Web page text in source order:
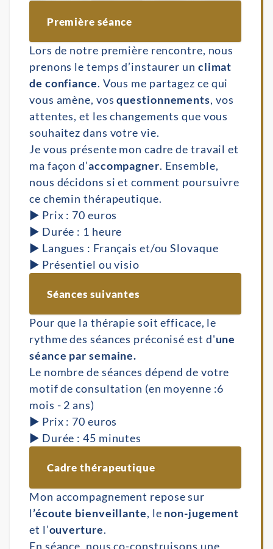
Première séance
Lors de notre première rencontre, nous
prenons le temps d’instaurer un climat
de confiance. Vous me partagez ce qui
vous amène, vosquestionnements, vos
attentes, et les changements que vous
souhaitez dans votre vie.
Je vous présente mon cadre de travail et
ma façon d’accompagner. Ensemble,
nous décidons si et comment poursuivre
ce chemin thérapeutique.
▶︎ Prix : 70 euros
▶︎ Durée : 1 heure
▶︎ Langues : Français et/ou Slovaque
▶︎ Présentiel ou visio
Séances suivantes
Pour que la thérapie soit efficace, le
rythme des séances préconisé est d'une
séance par semaine.
Le nombre de séances dépend de votre
motif de consultation (en moyenne :6
mois - 2 ans)
▶︎ Prix : 70 euros
▶︎ Durée : 45 minutes
Cadre thérapeutique
Mon accompagnement repose sur
l’écoute bienveillante, le non-jugement
et l’ouverture.
En séance, nous co-construisons une